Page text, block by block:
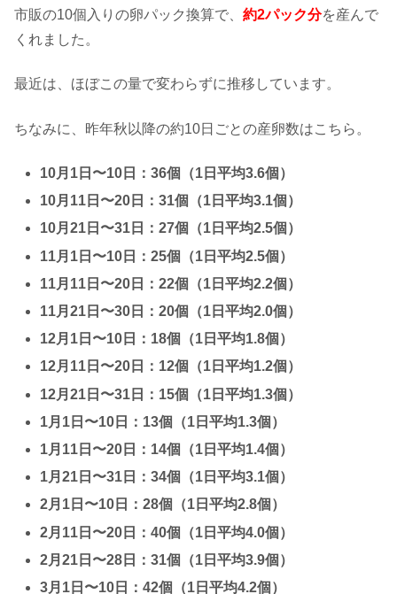
市販の10個入りの卵パック換算で、 約2パック分を産んで
くれました。
最近は、ほぼこの量で変わらずに推移しています。
ちなみに、昨年秋以降の約10日ごとの産卵数はこちら。
10月1日〜10日：36個（1日平均3.6個）
10月11日〜20日：31個（1日平均3.1個）
10月21日〜31日：27個（1日平均2.5個）
11月1日〜10日：25個（1日平均2.5個）
11月11日〜20日：22個（1日平均2.2個）
11月21日〜30日：20個（1日平均2.0個）
12月1日〜10日：18個（1日平均1.8個）
12月11日〜20日：12個（1日平均1.2個）
12月21日〜31日：15個（1日平均1.3個）
1月1日〜10日：13個（1日平均1.3個）
1月11日〜20日：14個（1日平均1.4個）
1月21日〜31日：34個（1日平均3.1個）
2月1日〜10日：28個（1日平均2.8個）
2月11日〜20日：40個（1日平均4.0個）
2月21日〜28日：31個（1日平均3.9個）
3月1日〜10日：42個（1日平均4.2個）